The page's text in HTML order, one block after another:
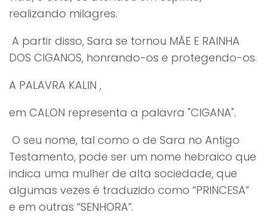
realizando milagres.
A partir disso, Sara se tornou MÃE E RAINHA
DOS CIGANOS, honrando-os e protegendo-os.
A PALAVRA KALIN ,
em CALON representa a palavra "CIGANA".
O seu nome, tal como o de Sara no Antigo
Testamento, pode ser um nome hebraico que
indica uma mulher de alta sociedade, que
algumas vezes é traduzido como “PRINCESA”
e em outras “SENHORA”.